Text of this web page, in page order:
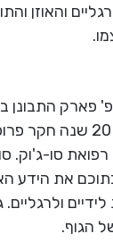
והאוזן
פארק התבונן
הגדולה גילה דמיון מדהים בין כף היד
של רפואת סו-
את הידע
הגוף.